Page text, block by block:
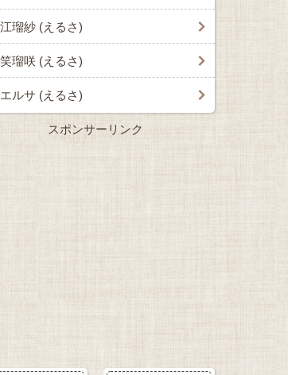
江瑠紗 (えるさ)
笑瑠咲 (えるさ)
エルサ (えるさ)
スポンサーリンク